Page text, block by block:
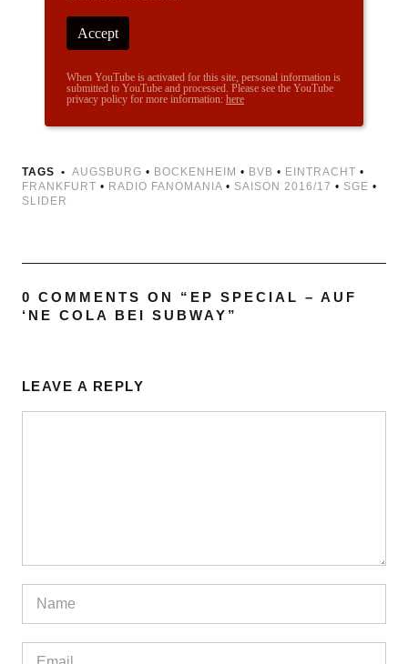
Accept
When YouTube is activated for this site, personal information is
submitted to YouTube and processed. Please see the YouTube
privacy policy for more information: here
TAGS AUGSBURG • BOCKENHEIM • BVB • EINTRACHT •
FRANKFURT • RADIO FANOMANIA• SAISON 2016/17 • SGE •
SLIDER
0 COMMENTS ON “ EP SPECIAL – AUF
‘NE COLA BEI SUBWAY ”
LEAVE A REPLY